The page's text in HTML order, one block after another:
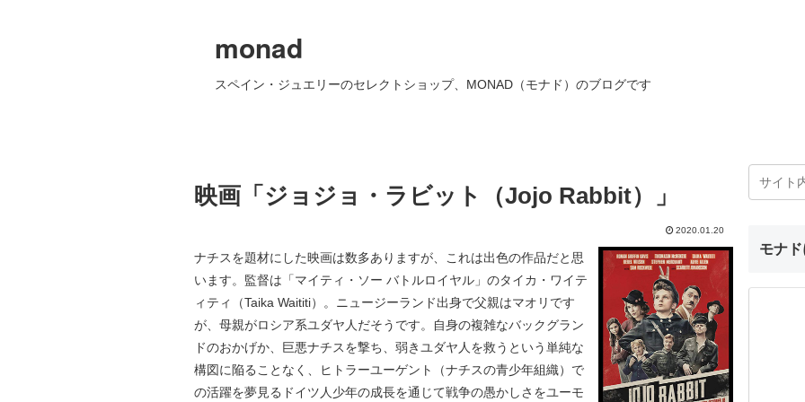
monad
スペイン・ジュエリーのセレクトショップ、MONAD（モナド）のブログです
映画「ジョジョ・ラビット（Jojo Rabbit）」
2020.01.20
ナチスを題材にした映画は数多ありますが、これは出色の作品だと思
います。監督は「マイティ・ソー バトルロイヤル」のタイカ・ワイテ
ィティ（Taika Waititi）。ニュージーランド出身で父親はマオリです
が、母親がロシア系ユダヤ人だそうです。自身の複雑なバックグラン
ドのおかげか、巨悪ナチスを撃ち、弱きユダヤ人を救うという単純な
構図に陥ることなく、ヒトラーユーゲント（ナチスの青少年組織）で
の活躍を夢見るドイツ人少年の成長を通じて戦争の愚かしさをユーモ
モナ